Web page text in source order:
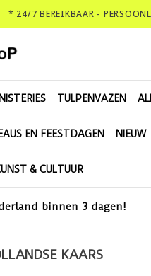
* 24/7 BEREIKBAAR -
TULPENVAZEN
EN FEESTDAGEN NIEUW
& CULTUUR
binnen 3 dagen!
KAARS